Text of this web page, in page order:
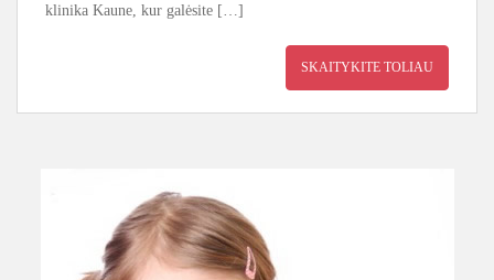
klinika Kaune, kur galėsite […]
SKAITYKITE TOLIAU